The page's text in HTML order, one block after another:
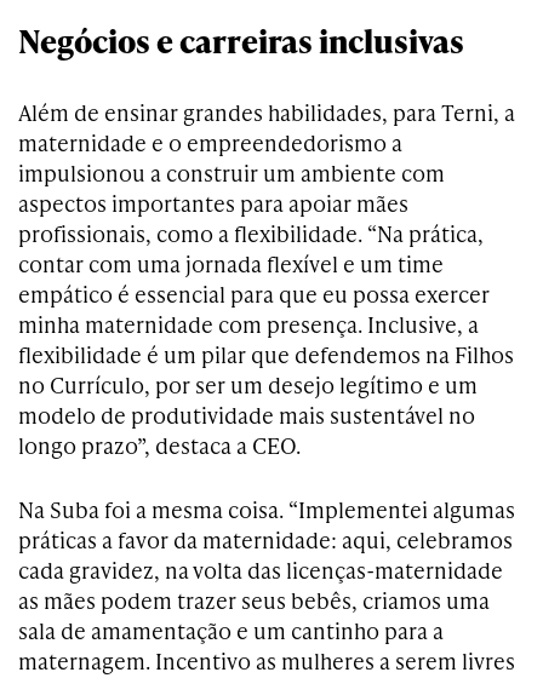
Negócios e carreiras inclusivas
Além de ensinar grandes habilidades, para Terni, a
maternidade e o empreendedorismo a
impulsionou a construir um ambiente com
aspectos importantes para apoiar mães
profissionais, como a flexibilidade. “Na prática,
contar com uma jornada flexível e um time
empático é essencial para que eu possa exercer
minha maternidade com presença. Inclusive, a
flexibilidade é um pilar que defendemos na Filhos
no Currículo, por ser um desejo legítimo e um
modelo de produtividade mais sustentável no
longo prazo”, destaca a CEO.
Na Suba foi a mesma coisa. “Implementei algumas
práticas a favor da maternidade: aqui, celebramos
cada gravidez, na volta das licenças-maternidade
as mães podem trazer seus bebês, criamos uma
sala de amamentação e um cantinho para a
maternagem. Incentivo as mulheres a serem livres